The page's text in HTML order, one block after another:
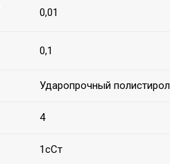
0,01
0,1
Ударопрочный полистирол
4
1сСт